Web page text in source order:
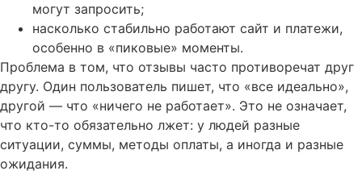
могут запросить;
насколько стабильно работают сайт и платежи,
особенно в «пиковые» моменты.
Проблема в том, что отзывы часто противоречат друг
другу. Один пользователь пишет, что «все идеально»,
другой — что «ничего не работает». Это не означает,
что кто-то обязательно лжет: у людей разные
ситуации, суммы, методы оплаты, а иногда и разные
ожидания.